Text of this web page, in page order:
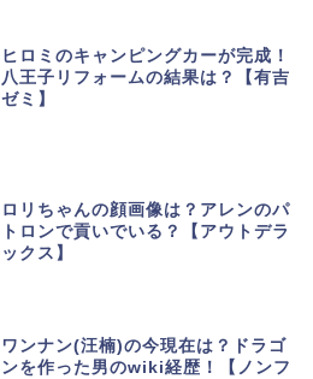
ヒロミのキャンピングカーが完成！
八王子リフォームの結果は？【有吉
ゼミ】
ロリちゃんの顔画像は？アレンのパ
トロンで貢いでいる？【アウトデラ
ックス】
ワンナン(汪楠)の今現在は？ドラゴ
ンを作った男のwiki経歴！【ノンフ